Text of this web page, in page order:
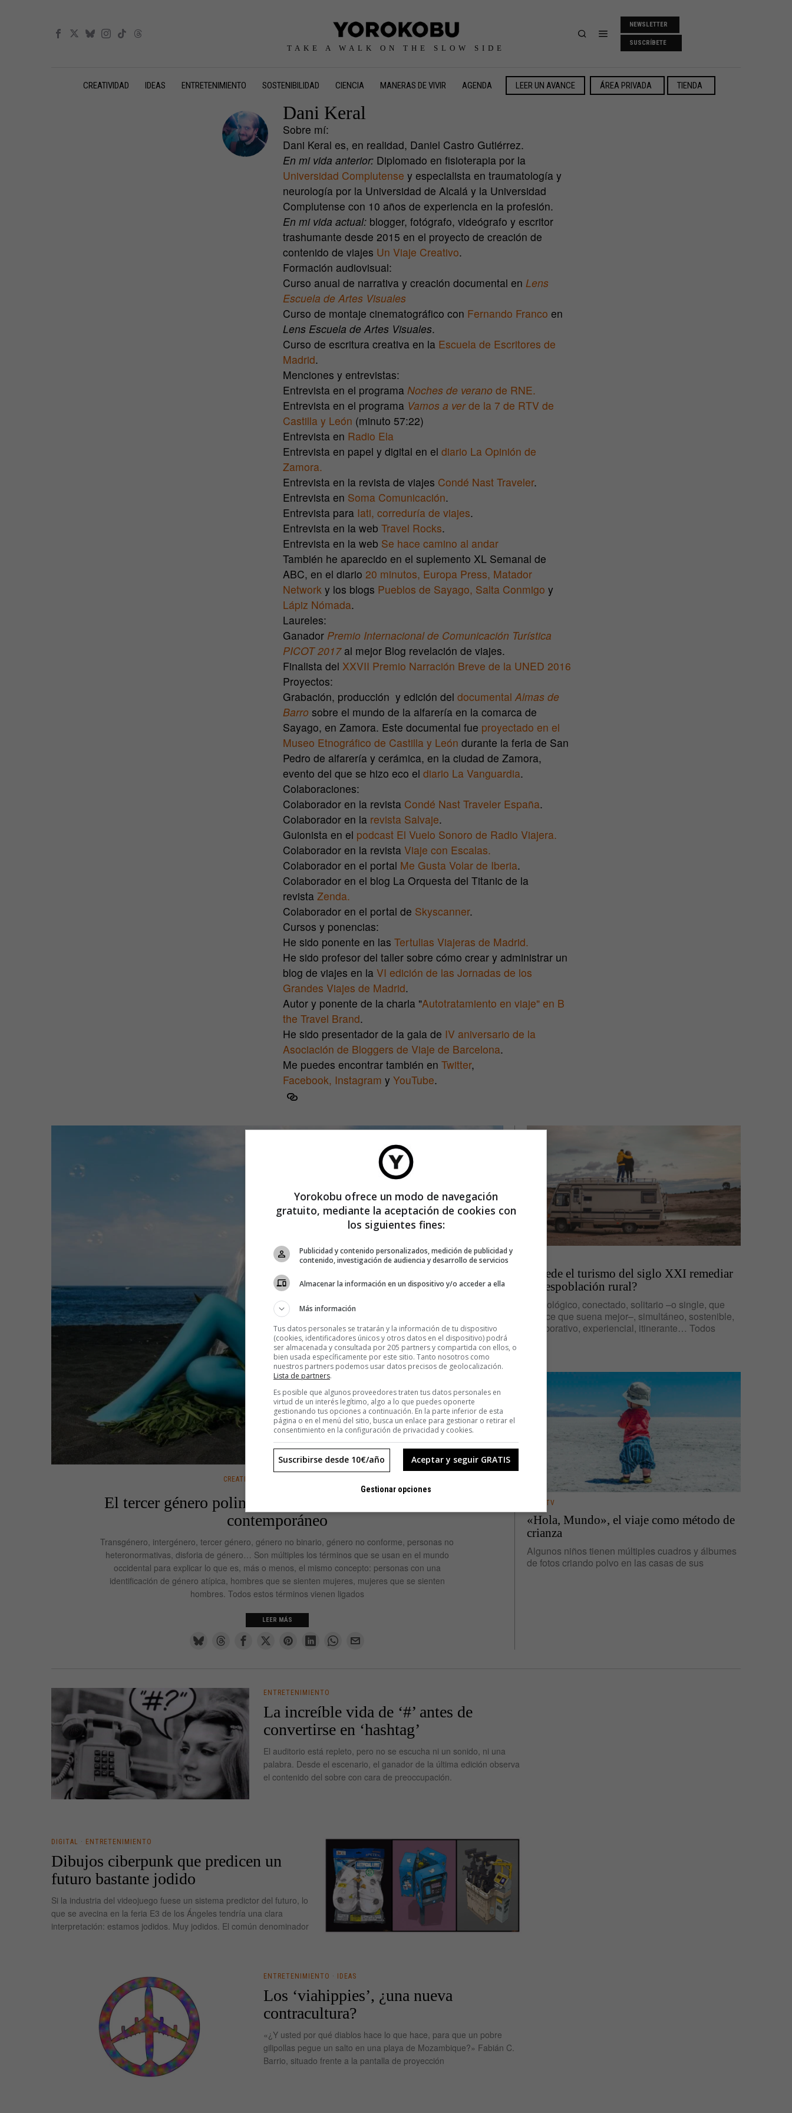
TAKE A WALK ON THE SLOW SIDE
NEWSLETTER
SUSCRÍBETE
CREATIVIDAD IDEAS ENTRETENIMIENTO SOSTENIBILIDAD CIENCIA MANERAS DE VIVIR AGENDA LEER UN AVANCE ÁREA PRIVADA TIENDA
Dani Keral
Sobre mí:
Dani Keral es, en realidad, Daniel Castro Gutiérrez.
En mi vida anterior: Diplomado en fisioterapia por la
Universidad Complutense y especialista en traumatología y
neurología por la Universidad de Alcalá y la Universidad
Complutense con 10 años de experiencia en la profesión.
En mi vida actual: blogger, fotógrafo, videógrafo y escritor
trashumante desde 2015 en el proyecto de creación de
contenido de viajes Un Viaje Creativo.
Formación audiovisual:
Curso anual de narrativa y creación documental en Lens
Escuela de Artes Visuales
Curso de montaje cinematográfico con Fernando Franco en
Lens Escuela de Artes Visuales.
Curso de escritura creativa en la Escuela de Escritores de
Madrid.
Menciones y entrevistas:
Entrevista en el programaNoches de verano de RNE.
Entrevista en el programa Vamos a verde la 7 de RTV de
Castilla y León (minuto 57:22)
Entrevista en Radio Ela
Entrevista en papel y digital en eldiario La Opinión de
Zamora.
Entrevista en la revista de viajes Condé Nast Traveler.
Entrevista en Soma Comunicación.
Entrevista para Iati, correduría de viajes.
Entrevista en la webTravel Rocks.
Entrevista en la web Se hace camino al andar
También he aparecido en el suplemento XL Semanal de
ABC, en el diario 20 minutos, Europa Press, Matador
Network y los blogs Pueblos de Sayago, Salta Conmigo y
Lápiz Nómada.
Laureles:
Ganador Premio Internacional de Comunicación Turística
PICOT 2017 al mejor Blog revelación de viajes.
Finalista del XXVII Premio Narración Breve de la UNED 2016
Proyectos:
Grabación, producción y edición deldocumentalAlmas de
Barro sobre el mundo de la alfarería en la comarca de
Sayago, en Zamora. Este documental fue proyectado en el
Museo Etnográfico de Castilla y León durante la feria de San
Pedro de alfarería y cerámica, en la ciudad de Zamora,
evento del que se hizo eco eldiario La Vanguardia.
Colaboraciones:
Colaborador en la revista Condé Nast Traveler España.
Colaborador en la revista Salvaje.
Guionista en el podcast El Vuelo Sonoro de Radio Viajera.
Colaborador en la revistaViaje con Escalas.
Colaborador en el portal Me Gusta Volar de Iberia.
Colaborador en el blog La Orquesta del Titanic de la
revistaZenda.
Colaborador en el portal de Skyscanner.
Cursos y ponencias:
He sido ponente en lasTertulias Viajeras de Madrid.
He sido profesor del taller sobre cómo crear y administrar un
blog de viajes en laVI edición de las Jornadas de los
Grandes Viajes de Madrid.
Autor y ponente de la charla "Autotratamiento en viaje" en B
the Travel Brand.
He sido presentador de la gala de IV aniversario de la
Asociación de Bloggers de Viaje de Barcelona.
Me puedes encontrar también enTwitter,
Facebook, Instagram yYouTube.
CREATIVIDAD
El tercer género polinesio que desafía el orden social
contemporáneo
Transgénero, intergénero, tercer género, género no binario, género no conforme, personas no
heteronormativas, disforia de género… Son múltiples los términos que se usan en el mundo
occidental para explicar lo que es, más o menos, el mismo concepto: personas con una
identificación de género atípica, hombres que se sienten mujeres, mujeres que se sienten
hombres. Todos estos términos vienen ligados
LEER MÁS
¿Puede el turismo del siglo XXI remediar
la despoblación rural?
Tecnológico, conectado, solitario –o single, que
parece que suena mejor–, simultáneo, sostenible,
colaborativo, experiencial, itinerante… Todos
CINE/TV
«Hola, Mundo», el viaje como método de
crianza
Algunos niños tienen múltiples cuadros y álbumes
de fotos criando polvo en las casas de sus
ENTRETENIMIENTO
La increíble vida de ‘#’ antes de
convertirse en ‘hashtag’
El auditorio está repleto, pero no se escucha ni un sonido, ni una
palabra. Desde el escenario, el ganador de la última edición observa
el contenido del sobre con cara de preoccupación.
DIGITAL · ENTRETENIMIENTO
Dibujos ciberpunk que predicen un
futuro bastante jodido
Si la industria del videojuego fuese un sistema predictor del futuro, lo
que se avecina en la feria E3 de los Ángeles tendría una clara
interpretación: estamos jodidos. Muy jodidos. El común denominador
ENTRETENIMIENTO · IDEAS
Los ‘viahippies’, ¿una nueva
contracultura?
«¿Y usted por qué diablos hace lo que hace, para que un pobre
gilipollas pegue un salto en una playa de Mozambique?» Fabián C.
Barrio, situado frente a la pantalla de proyección
Yorokobu ofrece un modo de navegación
gratuito, mediante la aceptación de cookies con
los siguientes fines:
Publicidad y contenido personalizados, medición de publicidad y
contenido, investigación de audiencia y desarrollo de servicios
Almacenar la información en un dispositivo y/o acceder a ella
Más información
Tus datos personales se tratarán y la información de tu dispositivo
(cookies, identificadores únicos y otros datos en el dispositivo) podrá
ser almacenada y consultada por 205 partners y compartida con ellos, o
bien usada específicamente por este sitio. Tanto nosotros como
nuestros partners podemos usar datos precisos de geolocalización.
Lista de partners.
Es posible que algunos proveedores traten tus datos personales en
virtud de un interés legítimo, algo a lo que puedes oponerte
gestionando tus opciones a continuación. En la parte inferior de esta
página o en el menú del sitio, busca un enlace para gestionar o retirar el
consentimiento en la configuración de privacidad y cookies.
Aceptar y seguir GRATIS
Suscribirse desde 10€/año
Gestionar opciones